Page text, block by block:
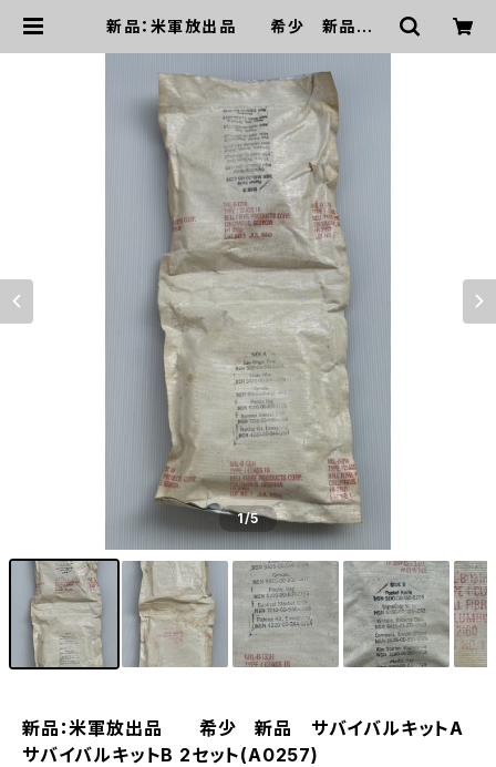
新品：米軍放出品 希少 新品 サ
1/5
新品：米軍放出品 希少 新品 サバイバルキットA
サバイバルキットB 2セット(A0257)